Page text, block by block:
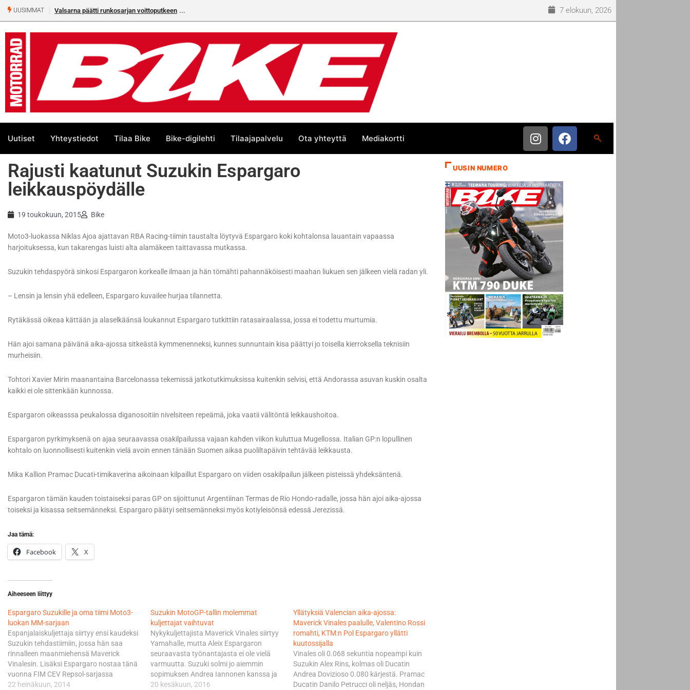
UUSIMMAT Valsarna päätti runkosarjan voittoputkeen 7 elokuun, 2026
Uutiset Yhteystiedot Tilaa Bike Bike-digilehti Tilaajapalvelu Ota yhteyttä Mediakortti
Rajusti kaatunut Suzukin Espargaro
leikkauspöydälle
19 toukokuun, 2015 Bike
Moto3-luokassa Niklas Ajoa ajattavan RBA Racing-tiimin taustalta löytyvä Espargaro koki kohtalonsa lauantain vapaassa
harjoituksessa, kun takarengas luisti alta alamäkeen taittavassa mutkassa.
Suzukin tehdaspyörä sinkosi Espargaron korkealle ilmaan ja hän tömähti pahannäköisesti maahan liukuen sen jälkeen vielä radan yli.
– Lensin ja lensin yhä edelleen, Espargaro kuvailee hurjaa tilannetta.
Rytäkässä oikeaa kättään ja alaselkäänsä loukannut Espargaro tutkittiin ratasairaalassa, jossa ei todettu murtumia.
Hän ajoi samana päivänä aika-ajossa sitkeästä kymmenenneksi, kunnes sunnuntain kisa päättyi jo toisella kierroksella teknisiin
murheisiin.
Tohtori Xavier Mirin maanantaina Barcelonassa tekemissä jatkotutkimuksissa kuitenkin selvisi, että Andorassa asuvan kuskin osalta
kaikki ei ole sittenkään kunnossa.
Espargaron oikeasssa peukalossa diganosoitiin nivelsiteen repeämä, joka vaatii välitöntä leikkaushoitoa.
Espargaron pyrkimyksenä on ajaa seuraavassa osakilpailussa vajaan kahden viikon kuluttua Mugellossa. Italian GP:n lopullinen
kohtalo on luonnollisesti kuitenkin vielä avoin ennen tänään Suomen aikaa puoliltapäivin tehtävää leikkausta.
Mika Kallion Pramac Ducati-timikaverina aikoinaan kilpaillut Espargaro on viiden osakilpailun jälkeen pisteissä yhdeksäntenä.
Espargaron tämän kauden toistaiseksi paras GP on sijoittunut Argentiinan Termas de Rio Hondo-radalle, jossa hän ajoi aika-ajossa
toiseksi ja kisassa seitsemänneksi. Espargaro päätyi seitsemänneksi myös kotiyleisönsä edessä Jerezissä.
Jaa tämä:
Facebook X
Aiheeseen liittyy
Espargaro Suzukille ja oma tiimi Moto3-
luokan MM-sarjaan
Espanjalaiskuljettaja siirtyy ensi kaudeksi
Suzukin tehdastiimiin, jossa hän saa
rinnalleen maanmiehensä Maverick
Vinalesin. Lisäksi Espargaro nostaa tänä
vuonna FIM CEV Repsol-sarjassa
operoivan Moto3-luokan tiiminsä MM-
22 heinäkuun, 2014
Suzukin MotoGP-tallin molemmat
kuljettajat vaihtuvat
Nykykuljettajista Maverick Vinales siirtyy
Yamahalle, mutta Aleix Espargaron
seuraavasta työnantajasta ei ole vielä
varmuutta. Suzuki solmi jo aiemmin
sopimuksen Andrea Iannonen kanssa ja
tänään tuli odotettu vahvistus toisesta
20 kesäkuun, 2016
Yllätyksiä Valencian aika-ajossa:
Maverick Vinales paalulle, Valentino Rossi
romahti, KTM:n Pol Espargaro yllätti
kuutossijalla
Vinales oli 0.068 sekuntia nopeampi kuin
Suzukin Alex Rins, kolmas oli Ducatin
Andrea Dovizioso 0.080 kärjestä. Pramac
Ducatin Danilo Petrucci oli neljäs, Hondan
UUSIN NUMERO